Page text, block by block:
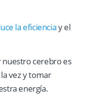
la eficienciay el
cerebro es
vez y tomar
energía.